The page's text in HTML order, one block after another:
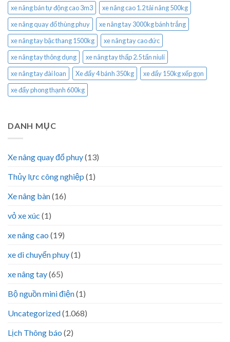
xe nâng bán tự động cao 3m3
xe nâng cao 1.2 tải nâng 500kg
xe nâng quay đổ thùng phuy
xe nâng tay 3000kg bánh trắng
xe nâng tay bậc thang 1500kg
xe nâng tay cao đức
xe nâng tay thông dụng
xe nâng tay thấp 2.5 tấn niuli
xe nâng tay đài loan
Xe đẩy 4 bánh 350kg
xe đẩy 150kg xếp gọn
xe đẩy phong thạnh 600kg
DANH MỤC
Xe nâng quay đổ phuy(13)
Thủy lực công nghiệp (1)
Xe nâng bàn(16)
vỏ xe xúc (1)
xe nâng cao (19)
xe di chuyển phuy(1)
xe nâng tay(65)
Bộ nguồn mini điện(1)
Uncategorized(1.068)
Lịch Thông báo (2)